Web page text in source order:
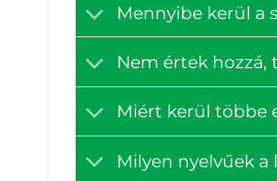
Mennyibe kerül a
Nem értek hozzá,
Miért kerül többe
Milyen nyelvűek